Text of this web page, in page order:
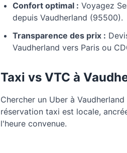
Confort optimal : Voyagez
depuis Vaudherland (95500).
Transparence des prix :
Vaudherland vers Paris ou
Taxi vs VTC à
Chercher un Uber à
réservation taxi est locale,
l'heure convenue.